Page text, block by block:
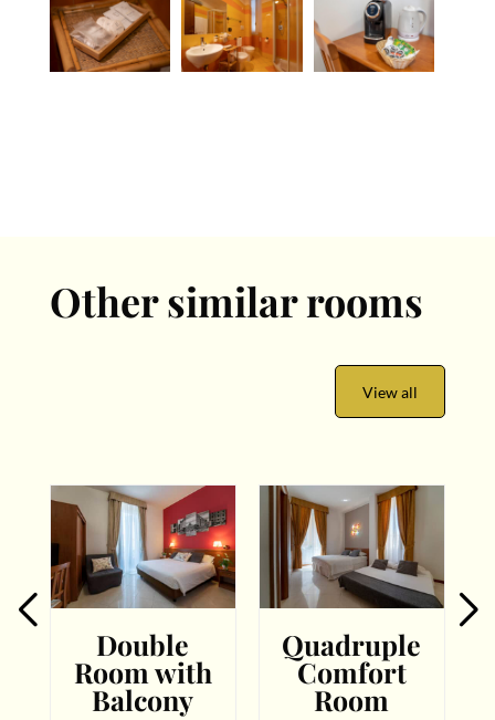
Other similar rooms
View all
Double
Room with
Balcony
Quadruple
Comfort
Room